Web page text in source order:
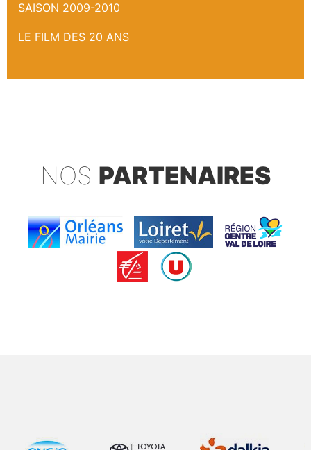
SAISON 2009-2010
LE FILM DES 20 ANS
NOS PARTENAIRES